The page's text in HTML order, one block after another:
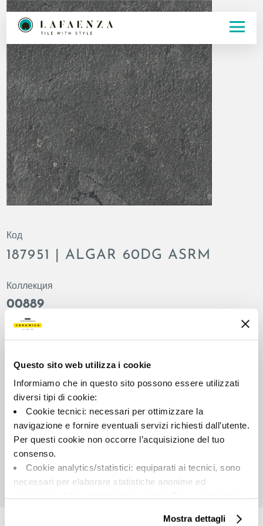
Questo sito web utilizza i cookie
Informiamo che in questo sito possono essere utilizzati
diversi tipi di cookie:
Cookie tecnici: necessari per ottimizzare la
navigazione e fornire eventuali servizi richiesti dall’utente.
Per questi cookie non occorre l’acquisizione del tuo
consenso.
Cookie analytics/statistici: equiparati ai tecnici, sono
necessari per elaborare statistiche anonime ed
Cookie di profilazione/marketing: sono utilizzati, solo
Mostra dettagli
Код
187951 | ALGAR 60DG ASRM
Коллекция
00889
Цвет:
Темно-серый
Фон
Формат:
60.0x60.0
Естественный
Матовый
Разнотон:
Единица измерения:
MQ